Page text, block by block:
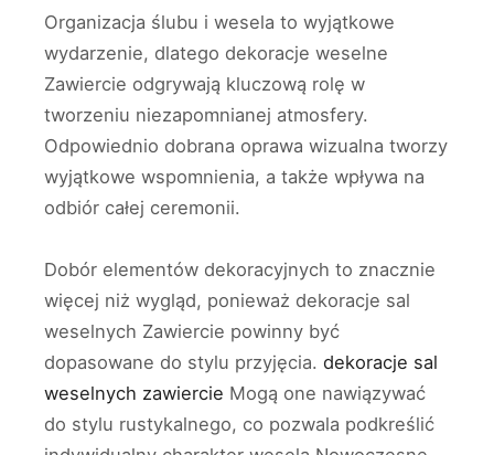
Organizacja ślubu i wesela to wyjątkowe
wydarzenie, dlatego dekoracje weselne
Zawiercie odgrywają kluczową rolę w
tworzeniu niezapomnianej atmosfery.
Odpowiednio dobrana oprawa wizualna tworzy
wyjątkowe wspomnienia, a także wpływa na
odbiór całej ceremonii.
Dobór elementów dekoracyjnych to znacznie
więcej niż wygląd, ponieważ dekoracje sal
weselnych Zawiercie powinny być
dopasowane do stylu przyjęcia. dekoracje sal
weselnych zawiercie Mogą one nawiązywać
do stylu rustykalnego, co pozwala podkreślić